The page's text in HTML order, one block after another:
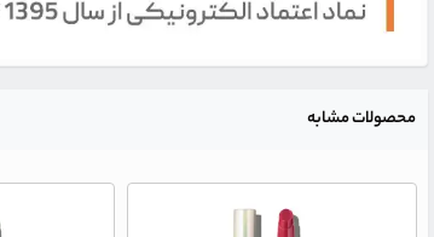
محصولات مشابه